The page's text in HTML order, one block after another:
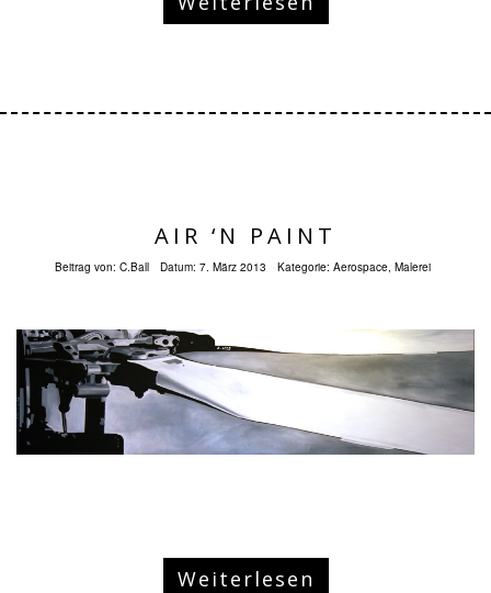
AIR ‘N PAINT
Beitrag von: C.Ball Datum: 7. März 2013 Kategorie: Aerospace, Malerei
Weiterlesen